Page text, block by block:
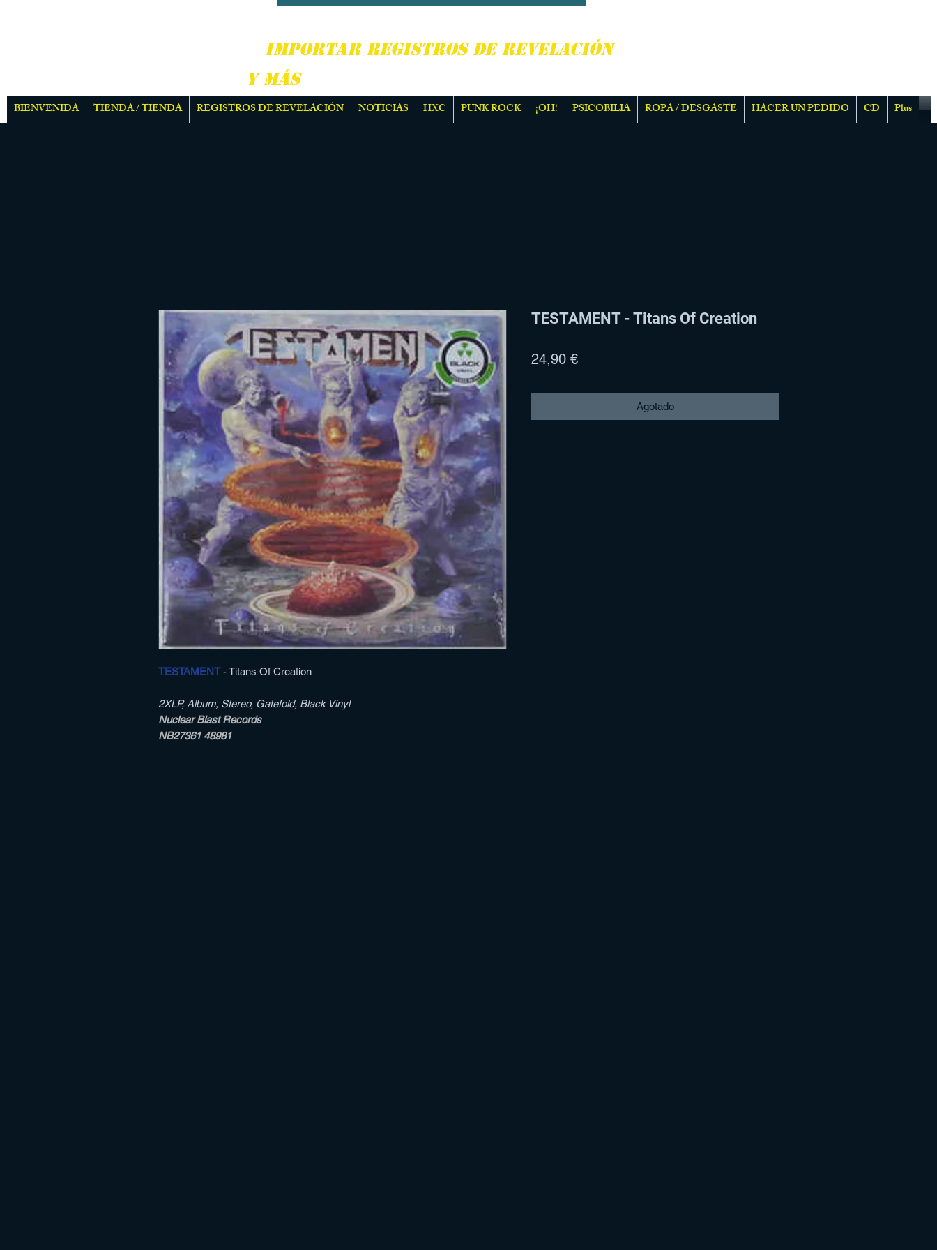
IMPORTAR REGISTROS DE REVELACIÓN
Y MÁS
BIENVENIDA TIENDA / TIENDA REGISTROS DE REVELACIÓN NOTICIAS HXC PUNK ROCK ¡OH! PSICOBILIA ROPA / DESGASTE HACER UN PEDIDO CD Plus
TESTAMENT- Titans Of Creation
2XLP, Album, Stereo, Gatefold, Black Vinyl
Nuclear Blast Records
NB27361 48981
TESTAMENT - Titans Of Creation
24,90 €Precio
Agotado